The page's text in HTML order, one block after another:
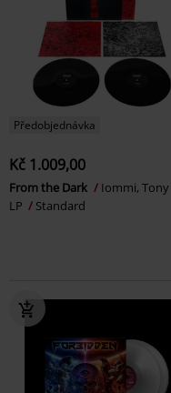
Předobjednávka
Kč 1.009,00
From the Dark
Iommi, Tony
LP
Standard